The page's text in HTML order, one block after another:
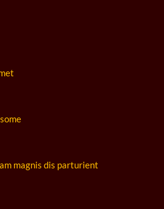
magnis dis parturient